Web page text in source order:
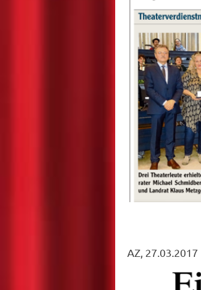
AZ, 27.03.2017